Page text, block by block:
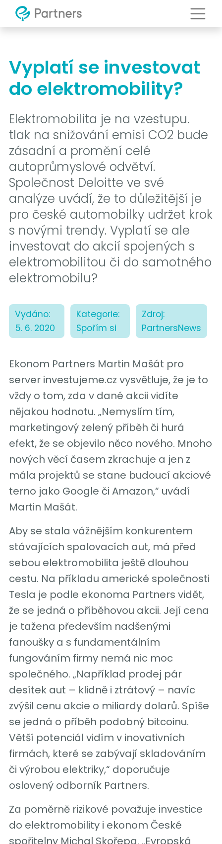
Vyplatí se investovat
do elektromobility?
Elektromobilita je na vzestupu.
tlak na snižování emisí CO2 bude
zásadní a promění celé
autoprůmyslové odvětví.
Společnost Deloitte ve své
analýze uvádí, že to důležitější je
pro české automobilky udržet krok
s novými trendy. Vyplatí se ale
investovat do akcií spojených s
elektromobilitou či do samotného
elektromobilu?
Vydáno:
5. 6. 2020
Kategorie:
Spořím si
Zdroj:
PartnersNews
Ekonom Partners Martin Mašát pro
server investujeme.cz vysvětluje, že je to
vždy o tom, zda v dané akcii vidíte
nějakou hodnotu. „Nemyslím tím,
marketingový zelený příběh či hurá
efekt, že se objevilo něco nového. Mnoho
nových věcí časem zkrachuje a jen z
mála projektů se stane budoucí akciové
terno jako Google či Amazon,“ uvádí
Martin Mašát.
Aby se stala vážnějším konkurentem
stávajících spalovacích aut, má před
sebou elektromobilita ještě dlouhou
cestu. Na příkladu americké společnosti
Tesla je podle ekonoma Partners vidět,
že se jedná o příběhovou akcii. Její cena
je tažena především nadšenými
fanoušky a s fundamentálním
fungováním firmy nemá nic moc
společného. „Například prodej pár
desítek aut – klidně i ztrátový – navíc
zvýšil cenu akcie o miliardy dolarů. Spíše
se jedná o příběh podobný bitcoinu.
Větší potenciál vidím v inovativních
firmách, které se zabývají skladováním
či výrobou elektriky,“ doporučuje
oslovený odborník Partners.
Za poměrně rizikové považuje investice
do elektromobility i ekonom České
spořitelny Michal Skořepa. „Evropská